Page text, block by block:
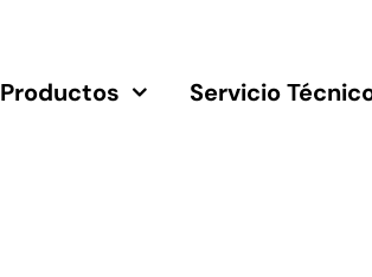
Productos Servicio